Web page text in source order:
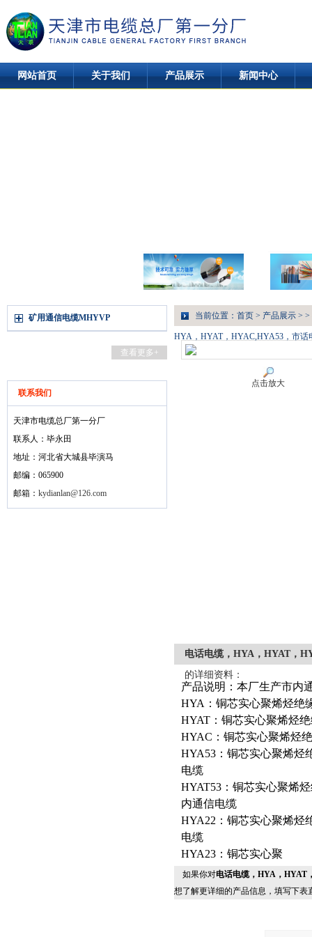
网站首页 关于我们 产品展示 新闻中心
矿用通信电缆MHYVP
查看更多+
联系我们
天津市电缆总厂第一分厂
联系人：毕永田
地址：河北省大城县毕演马
邮编：065900
邮箱： kydianlan@126.com
当前位置： 首页 > 产品展示 > >
HYA，HYAT，HYAC,HYA53，市话
点击放大
电话电缆，HYA，HYAT，
的详细资料：
产品说明：本厂生产市内
HYA：铜芯实心聚烯烃绝
HYAT：铜芯实心聚烯烃
HYAC：铜芯实心聚烯烃
HYA53：铜芯实心聚烯烃
电缆
HYAT53：铜芯实心聚烯
内通信电缆
HYA22：铜芯实心聚烯烃
电缆
HYA23：铜芯实心聚
如果你对电话电缆，HYA，HYAT
想了解更详细的产品信息，填写下表